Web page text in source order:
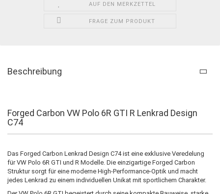
AUF DEN MERKZETTEL
FRAGE ZUM PRODUKT
Beschreibung
Forged Carbon VW Polo 6R GTI R Lenkrad Design
C74
Das Forged Carbon Lenkrad Design C74 ist eine exklusive Veredelung
für VW Polo 6R GTI und R Modelle. Die einzigartige Forged Carbon
Struktur sorgt für eine moderne High-Performance-Optik und macht
jedes Lenkrad zu einem individuellen Unikat mit sportlichem Charakter.